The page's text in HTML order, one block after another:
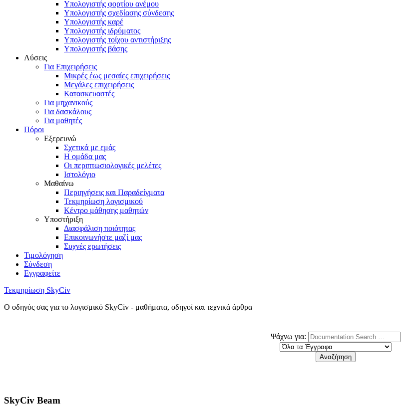
Υπολογιστής φορτίου ανέμου
Υπολογιστής σχεδίασης σύνδεσης
Υπολογιστής καρέ
Υπολογιστής ιδρύματος
Υπολογιστής τοίχου αντιστήριξης
Υπολογιστής βάσης
Λύσεις
Για Επιχειρήσεις
Μικρές έως μεσαίες επιχειρήσεις
Μεγάλες επιχειρήσεις
Κατασκευαστές
Για μηχανικούς
Για δασκάλους
Για μαθητές
Πόροι
Εξερευνώ
Σχετικά με εμάς
Η ομάδα μας
Οι περιπτωσιολογικές μελέτες
Ιστολόγιο
Μαθαίνω
Περιηγήσεις και Παραδείγματα
Τεκμηρίωση λογισμικού
Κέντρο μάθησης μαθητών
Υποστήριξη
Διασφάλιση ποιότητας
Επικοινωνήστε μαζί μας
Συχνές ερωτήσεις
Τιμολόγηση
Σύνδεση
Εγγραφείτε
Τεκμηρίωση SkyCiv
Ο οδηγός σας για το λογισμικό SkyCiv - μαθήματα, οδηγοί και τεχνικά άρθρα
Ψάχνω για:
SkyCiv Beam